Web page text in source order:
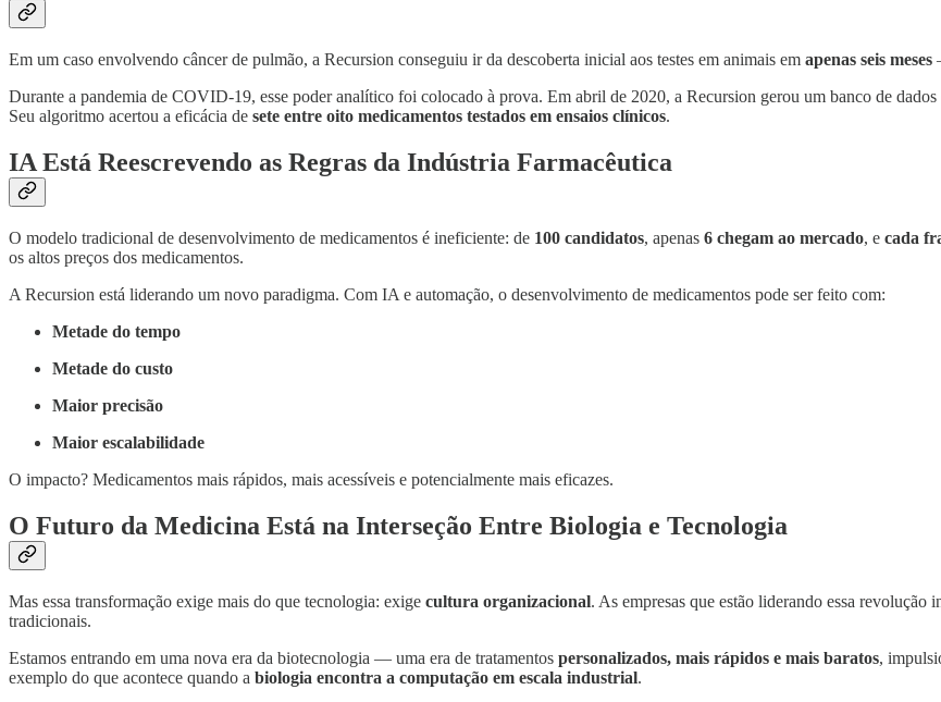
Em um caso envolvendo câncer de pulmão, a Recursion conseguiu ir da descoberta inicial aos testes em animais em apenas seis meses
Durante a pandemia de COVID-19, esse poder analítico foi colocado à prova. Em abril de 2020, a Recursion gerou um banco de dados
Seu algoritmo acertou a eficácia de sete entre oito medicamentos testados em ensaios clínicos.
IA Está Reescrevendo as Regras da Indústria Farmacêutica
O modelo tradicional de desenvolvimento de medicamentos é ineficiente: de 100 candidatos, apenas 6 chegam ao mercado, e cada
os altos preços dos medicamentos.
A Recursion está liderando um novo paradigma. Com IA e automação, o desenvolvimento de medicamentos pode ser feito com:
Metade do tempo
Metade do custo
Maior precisão
Maior escalabilidade
O impacto? Medicamentos mais rápidos, mais acessíveis e potencialmente mais eficazes.
O Futuro da Medicina Está na Interseção Entre Biologia e Tecnologia
Mas essa transformação exige mais do que tecnologia: exige cultura organizacional. As empresas que estão liderando essa revolução
tradicionais.
Estamos entrando em uma nova era da biotecnologia — uma era de tratamentos personalizados, mais rápidos e mais baratos,
exemplo do que acontece quando a biologia encontra a computação em escala industrial.